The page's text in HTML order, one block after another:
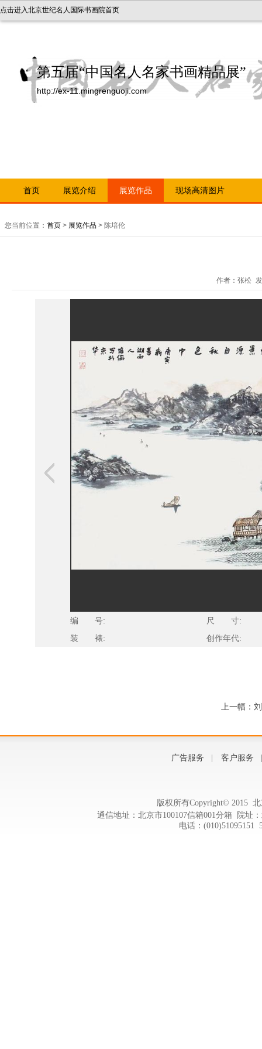
点击进入北京世纪名人国际书画院首页
第五届“中国名人名家书画精品展”
http://ex-11.mingrenguoji.com
首页 展览介绍 展览作品 现场高清图片
您当前位置： 首页 > 展览作品 > 陈培伦
作者：张松
编 号:
尺 寸:
装 裱:
创作年代:
上一幅：
广告服务 客户服务
版权所有Copyright© 2015
通信地址：北京市100107信箱001分箱 院址
电话：(010)51095151